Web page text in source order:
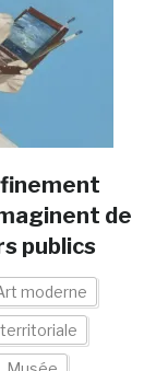
de
publics
moderne